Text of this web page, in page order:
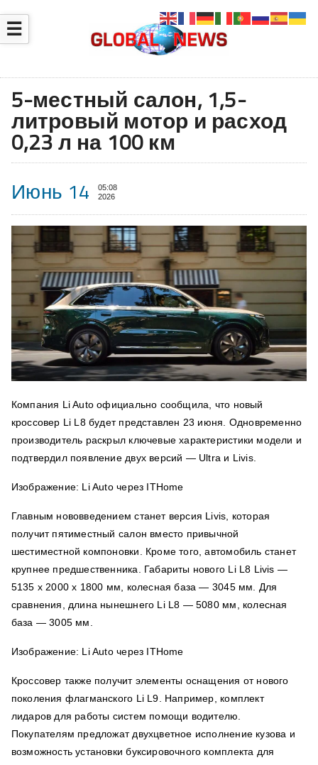
☰
5-местный салон, 1,5-
литровый мотор и расход
0,23 л на 100 км
Июнь 14
05:08
2026
Компания Li Auto официально сообщила, что новый
кроссовер Li L8 будет представлен 23 июня. Одновременно
производитель раскрыл ключевые характеристики модели и
подтвердил появление двух версий — Ultra и Livis.
Изображение: Li Auto через ITHome
Главным нововведением станет версия Livis, которая
получит пятиместный салон вместо привычной
шестиместной компоновки. Кроме того, автомобиль станет
крупнее предшественника. Габариты нового Li L8 Livis —
5135 х 2000 х 1800 мм, колесная база — 3045 мм. Для
сравнения, длина нынешнего Li L8 — 5080 мм, колесная
база — 3005 мм.
Изображение: Li Auto через ITHome
Кроссовер также получит элементы оснащения от нового
поколения флагманского Li L9. Например, комплект
лидаров для работы систем помощи водителю.
Покупателям предложат двухцветное исполнение кузова и
возможность установки буксировочного комплекта для